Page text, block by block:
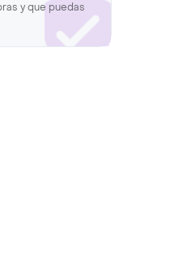
y que puedas